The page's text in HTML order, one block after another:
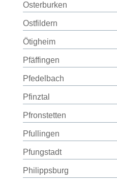
Osterburken
Ostfildern
Ötigheim
Pfäffingen
Pfedelbach
Pfinztal
Pfronstetten
Pfullingen
Pfungstadt
Philippsburg